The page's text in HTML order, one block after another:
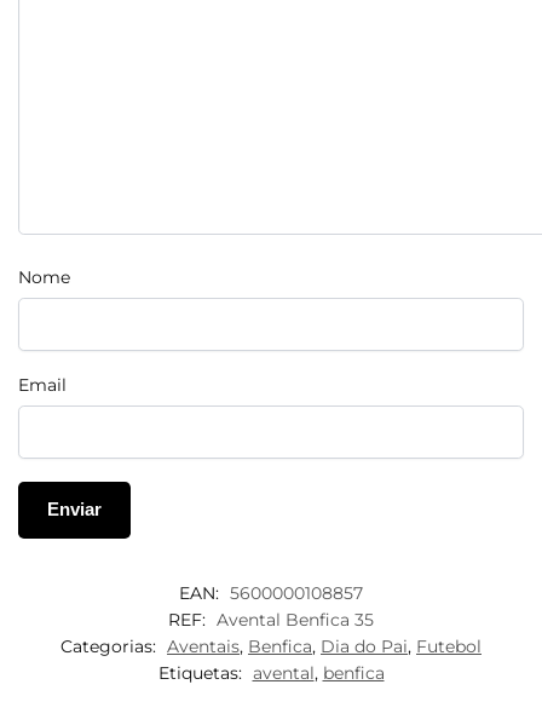
Nome
Email
EAN: 5600000108857
REF: Avental Benfica 35
Categorias: Aventais, Benfica, Dia do Pai, Futebol
Etiquetas: avental, benfica